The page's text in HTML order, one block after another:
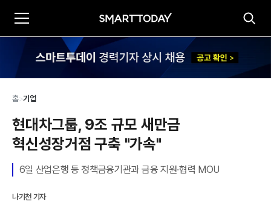
홈>기업
현대차그룹, 9조 규모 새만금
혁신성장거점 구축 "가속"
6일 산업은행 등 정책금융기관과 금융 지원∙협력 MOU
나기천 기자